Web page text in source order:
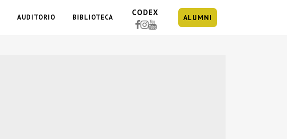
AUDITORIO BIBLIOTECA
CODEX
ALUMNI